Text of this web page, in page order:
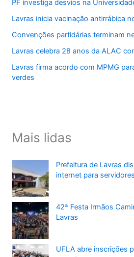
PF investiga desvios na
Lavras inicia vacinação antirrábica
Convenções partidárias terminam
Lavras celebra 28 anos da ALAC
Lavras firma acordo com MPMG
verdes
Mais lidas
Prefeitura de Lavras
internet para servidores
42ª Festa Irmãos
Lavras
UFLA abre inscrições